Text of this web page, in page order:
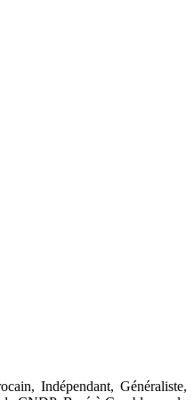
Indépendant, Généraliste,